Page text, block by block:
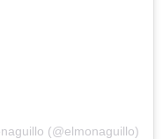
(@elmonaguillo)